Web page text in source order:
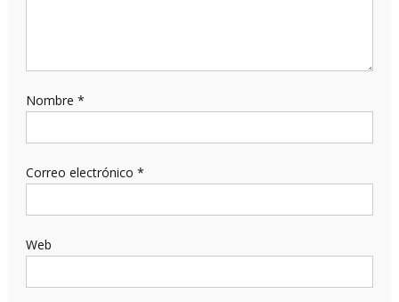
Nombre *
Correo electrónico *
Web